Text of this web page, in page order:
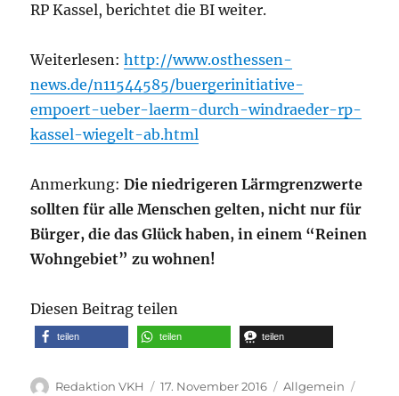
RP Kassel, berichtet die BI weiter.
Weiterlesen:http://www.osthessen-
news.de/n11544585/buergerinitiative-
empoert-ueber-laerm-durch-windraeder-rp-
kassel-wiegelt-ab.html
Anmerkung:Die niedrigeren Lärmgrenzwerte
sollten für alle Menschen gelten, nicht nur für
Bürger, die das Glück haben, in einem “Reinen
Wohngebiet” zu wohnen!
Diesen Beitrag teilen
teilen teilen teilen
Autor
Redaktion VKH
Veröffentlicht
17. November 2016 Kategorien
Allgemein